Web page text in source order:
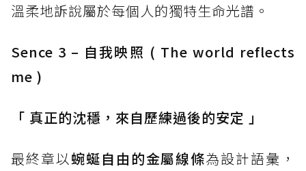
溫柔地訴說屬於每個人的獨特生命光譜。
Sence 3 – 自我映照 ( The world reflects
me )
「 真正的沈穩，來自歷練過後的安定 」
最終章以蜿蜒自由的金屬線條為設計語彙，